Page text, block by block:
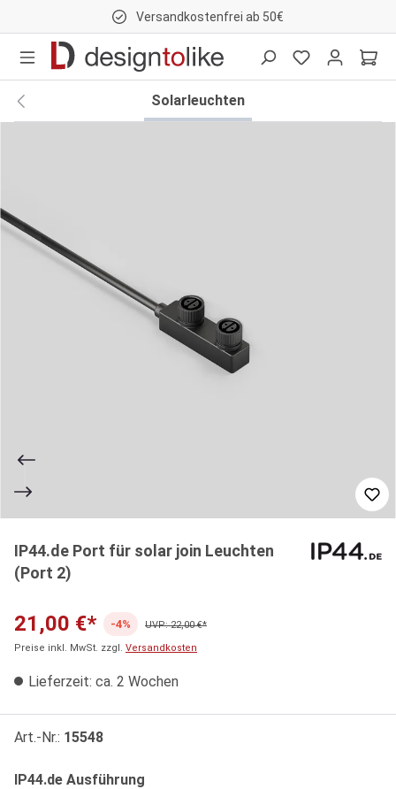
Versandkostenfrei ab 50€
Solarleuchten
IP44.de Port für solar join Leuchten
(Port 2)
21,00 €* -4%
UVP: 22,00 €*
Preise inkl. MwSt. zzgl. Versandkosten
Lieferzeit: ca. 2 Wochen
Art.-Nr.: 15548
IP44.de Ausführung